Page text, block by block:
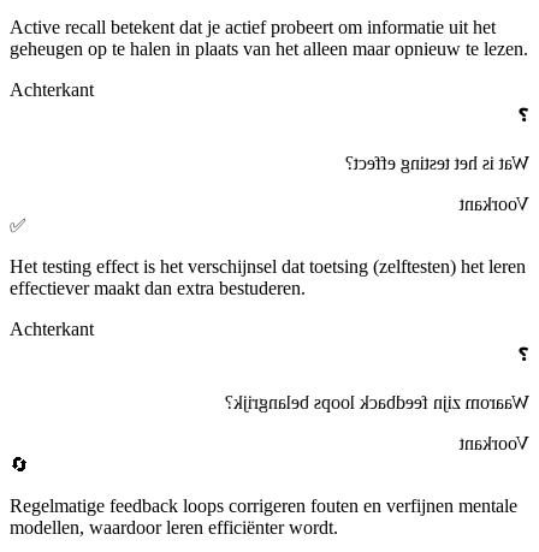
Active recall betekent dat je actief probeert om informatie uit het
geheugen op te halen in plaats van het alleen maar opnieuw te lezen.
Achterkant
❓
Wat is het
testing effect
?
Voorkant
✅
Het testing effect is het verschijnsel dat toetsing (zelftesten) het leren
effectiever maakt dan extra bestuderen.
Achterkant
❓
Waarom zijn
feedback loops
belangrijk?
Voorkant
🔄
Regelmatige feedback loops corrigeren fouten en verfijnen mentale
modellen, waardoor leren efficiënter wordt.